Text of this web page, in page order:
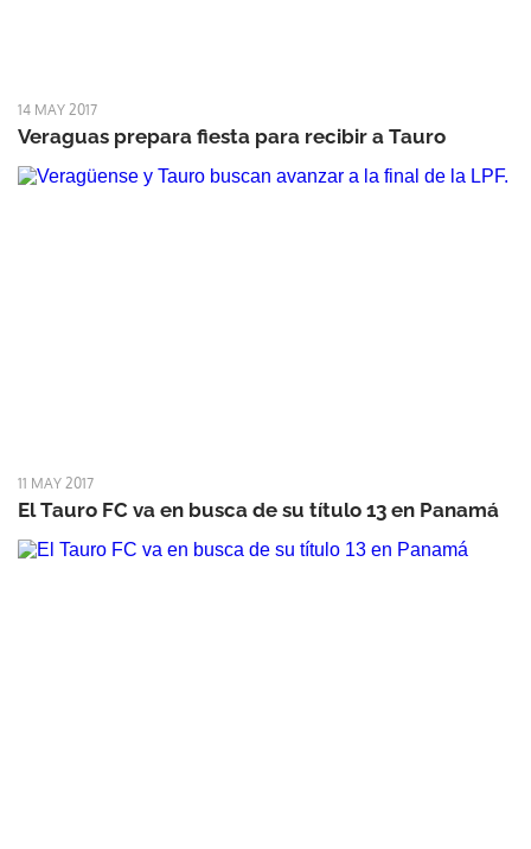
14 MAY 2017
Veraguas prepara fiesta para recibir a Tauro
11 MAY 2017
El Tauro FC va en busca de su título 13 en Panamá